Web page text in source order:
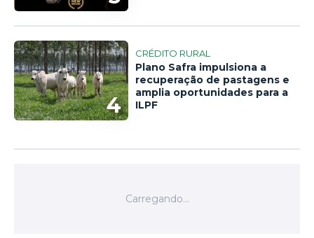
4
CRÉDITO RURAL
Plano Safra impulsiona a
recuperação de pastagens e
amplia oportunidades para a
ILPF